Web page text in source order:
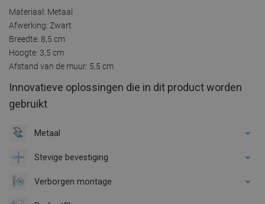
Materiaal: Metaal
Afwerking: Zwart
Breedte: 8,5 cm
Hoogte: 3,5 cm
Afstand van de muur: 5,5 cm
Innovatieve oplossingen die in dit product worden
gebruikt
Metaal
Stevige bevestiging
Verborgen montage